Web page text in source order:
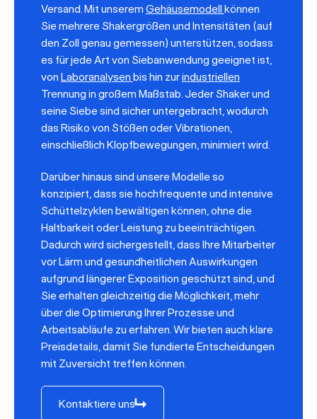
Versand. Mit unserem Gehäusemodell können
Sie mehrere Shakergrößen und Intensitäten (auf
den Zoll genau gemessen) unterstützen, sodass
es für jede Art von Siebanwendung geeignet ist,
von Laboranalysen bis hin zurindustriellen
Trennung in großem Maßstab. Jeder Shaker und
seine Siebe sind sicher untergebracht, wodurch
das Risiko von Stößen oder Vibrationen,
einschließlich Klopfbewegungen, minimiert wird.
Darüber hinaus sind unsere Modelle so
konzipiert, dass sie hochfrequente und intensive
Schüttelzyklen bewältigen können, ohne die
Haltbarkeit oder Leistung zu beeinträchtigen.
Dadurch wird sichergestellt, dass Ihre Mitarbeiter
vor Lärm und gesundheitlichen Auswirkungen
aufgrund längerer Exposition geschützt sind, und
Sie erhalten gleichzeitig die Möglichkeit, mehr
über die Optimierung Ihrer Prozesse und
Arbeitsabläufe zu erfahren. Wir bieten auch klare
Preisdetails, damit Sie fundierte Entscheidungen
mit Zuversicht treffen können.
Kontaktiere uns
Kontaktiere uns